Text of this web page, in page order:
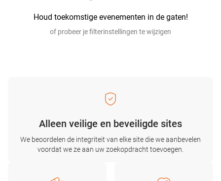
Houd toekomstige evenementen in de gaten!
of probeer je filterinstellingen te wijzigen
Alleen veilige en beveiligde sites
We beoordelen de integriteit van elke site die we aanbevelen
voordat we ze aan uw zoekopdracht toevoegen.